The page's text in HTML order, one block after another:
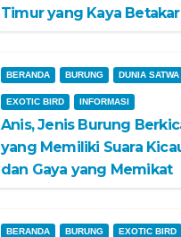
Timur yang Kaya
BERANDA BURUNG DUNIA SATWA
EXOTIC BIRD INFORMASI
Anis, Jenis Burung
yang Memiliki Suara
dan Gaya yang Memikat
BERANDA BURUNG EXOTIC BIRD